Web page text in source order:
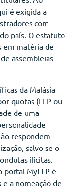
é exigida a
com
país. O estatuto
em matéria de
assembleias
da Malásia
quotas (LLP ou
de uma
respondem
salvo se o
ilícitas.
portal MyLLP é
a nomeação de